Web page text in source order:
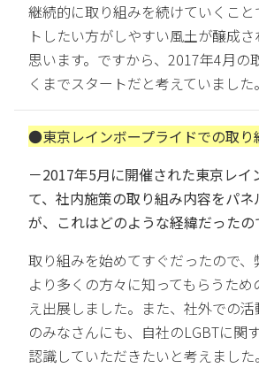
継続的に取り組みを続けていくこと
トしたい方がしやすい風土が醸成
思います。ですから、2017年4月の
くまでスタートだと考えていました。
●東京レインボープライドでの取り
－2017年5月に開催された東京レイ
て、社内施策の取り組み内容をパ
が、これはどのような経緯だったの
取り組みを始めてすぐだったので、
より多くの方々に知ってもらうた
え出展しました。また、社外での
のみなさんにも、自社のLGBTに関
認識していただきたいと考えまし